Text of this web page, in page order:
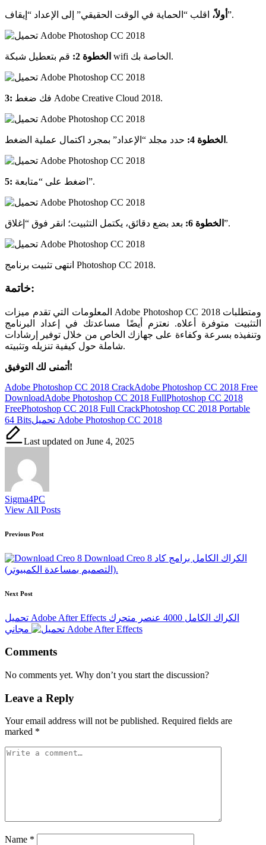
أولاً، اقلب “الحماية في الوقت الحقيقي” إلى الإعداد “إيقاف”.
الخطوة 2: قم بتعطيل شبكة wifi الخاصة بك.
3: فك ضغط Adobe Creative Cloud 2018.
الخطوة 4: حدد مجلد “الإعداد” بمجرد اكتمال عملية الضغط.
5: اضغط على “متابعة”.
الخطوة 6: بعد بضع دقائق، يكتمل التثبيت؛ انقر فوق “إغلاق”.
انتهى تثبيت برنامج Photoshop CC 2018.
خاتمة:
المعلومات التي تقدم ميزات Adobe Photoshop CC 2018 ومتطلبات
التثبيت متوفرة أعلاه. نعتزم أيضًا مساعدتك في إعداد البرنامج
وتنفيذه بسرعة وكفاءة على جهازك الخاص من خلال توفير إرشادات
شاملة حول كيفية تنزيله وتثبيته.
أتمنى لك التوفيق!
Tags:
Adobe Photoshop CC 2018 CrackAdobe Photoshop CC 2018 Free
DownloadAdobe Photoshop CC 2018 FullPhotoshop CC 2018
FreePhotoshop CC 2018 Full CrackPhotoshop CC 2018 Portable
64 Bits
تحميل Adobe Photoshop CC 2018
Last updated on June 4, 2025
Sigma4PC
View All Posts
Post
navigation
Previous Post
Download Creo 8 الكراك الكامل برامج كاد
(التصميم بمساعدة الكمبيوتر).
Next Post
تحميل Adobe After Effects الكراك الكامل 4000 عنصر متحرك
مجاني
Comments
No comments yet. Why don’t you start the discussion?
Leave a Reply
Your email address will not be published. Required fields are
marked *
Name *